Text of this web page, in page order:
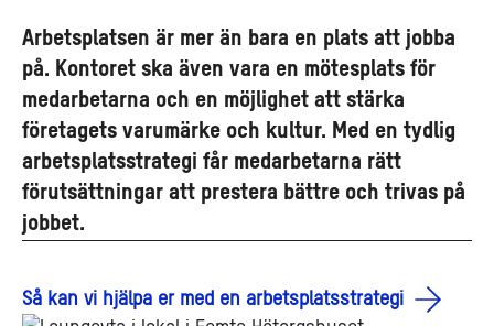
Arbetsplatsen är mer än bara en plats att jobba
på. Kontoret ska även vara en mötesplats för
medarbetarna och en möjlighet att stärka
företagets varumärke och kultur. Med en tydlig
arbetsplatsstrategi får medarbetarna rätt
förutsättningar att prestera bättre och trivas på
jobbet.
Så kan vi hjälpa er med en arbetsplatsstrategi